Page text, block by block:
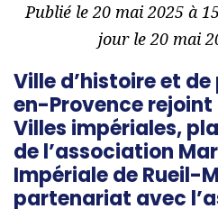
Publié le 20 mai 2025 à
jour le 20 mai
Ville d’histoire et
en-Provence rejoint
Villes impériales,
de l’association
Impériale de Rueil-
partenariat avec